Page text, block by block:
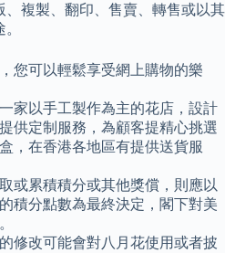
複製、翻印、售賣、轉售或以其
您可以輕鬆享受網上購物的樂
家以手工製作為主的花店，設計
供定制服務，為顧客提精心挑選
，在香港各地區有提供送貨服
或累積積分或其他獎償，則應以
積分點數為最終決定，閣下對美
修改可能會對八月花使用或者披